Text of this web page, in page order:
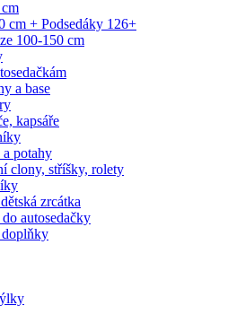
cm + Podsedáky 126+
100-150 cm
a base
kapsáře
potahy
clony, stříšky, rolety
zrcátka
autosedačky